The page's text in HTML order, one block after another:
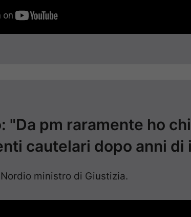
"Da pm raramente ho
cautelari dopo anni di
ministro di Giustizia.